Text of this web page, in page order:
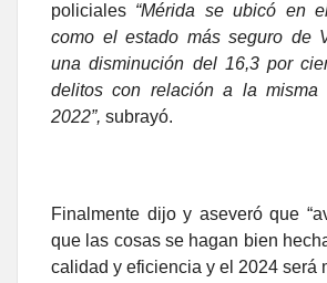
policiales “Mérida se ubicó en
como el estado más seguro de
una disminución del 16,3 por
delitos con relación a la misma
2022”, subrayó.
Finalmente dijo y aseveró que
que las cosas se hagan bien
calidad y eficiencia y el 2024 será